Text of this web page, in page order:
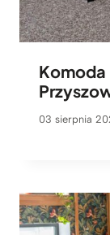
Komoda
03 sierpnia